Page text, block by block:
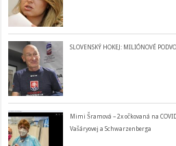
SLOVENSKÝ HOKEJ: MILIÓNOVÉ
Mimi Šramová – 2x očkovaná na
Vašáryovej a Schwarzenberga